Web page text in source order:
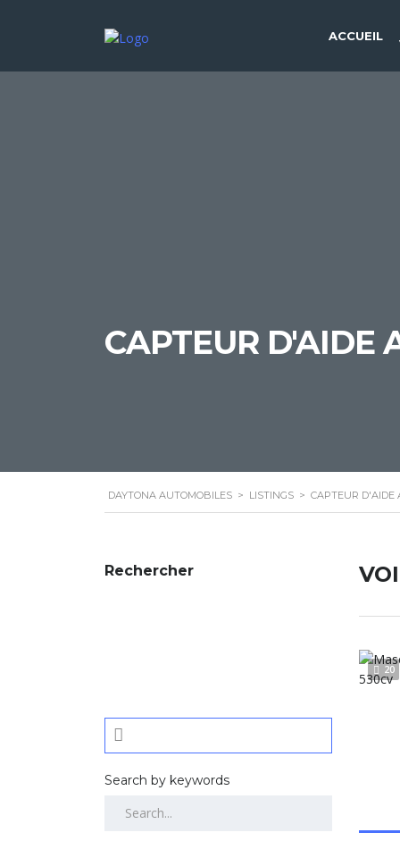
ACCUEIL
CAPTEUR D'AIDE
DAYTONA AUTOMOBILES > LISTINGS > CAPTEUR D'AIDE
Rechercher
Search by keywords
20